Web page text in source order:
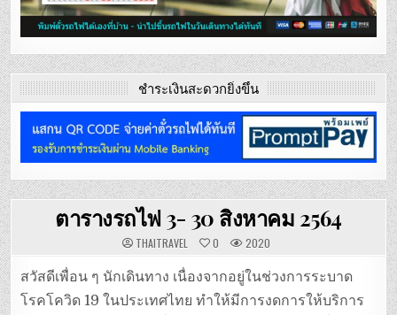
ชำระเงินสะดวกยิ่งขึ้น
ตารางรถไฟ 3- 30 สิงหาคม 2564
THAITRAVEL 0 2020
สวัสดีเพื่อน ๆ นักเดินทาง เนื่องจากอยู่ในช่วงการระบาด
โรคโควิด 19 ในประเทศไทย ทำให้มีการงดการให้บริการ